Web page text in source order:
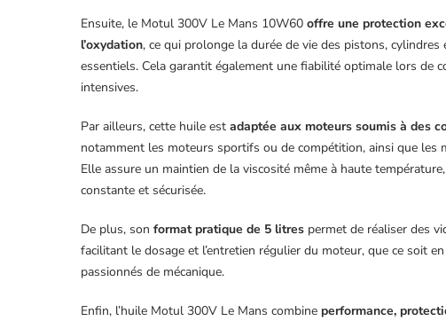
Ensuite, le Motul 300V Le Mans 10W60 offre une protection
l’oxydation, ce qui prolonge la durée de vie des pistons, cylindres
essentiels. Cela garantit également une fiabilité optimale lors de
intensives.
Par ailleurs, cette huile est adaptée aux moteurs soumis à des
notamment les moteurs sportifs ou de compétition, ainsi que les
Elle assure un maintien de la viscosité même à haute
constante et sécurisée.
De plus, son format pratique de 5 litres permet de réaliser des
facilitant le dosage et l’entretien régulier du moteur, que ce soit
passionnés de mécanique.
Enfin, l’huile Motul 300V Le Mans combine performance,